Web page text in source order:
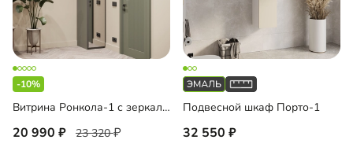
-10%
Витрина Ронкола-1 с зеркалом
20 990 23 320
Подвесной шкаф Порто-1
32 550